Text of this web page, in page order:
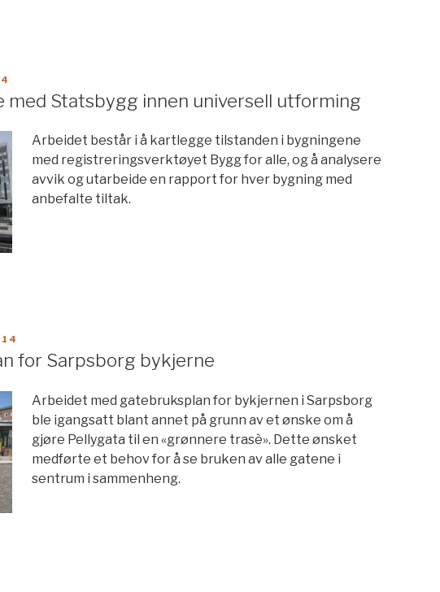
med Statsbygg innen universell utforming
Arbeidet består i å kartlegge tilstanden i bygningene
med registreringsverktøyet Bygg for alle, og å analysere
avvik og utarbeide en rapport for hver bygning med
anbefalte tiltak.
for Sarpsborg bykjerne
Arbeidet med gatebruksplan for bykjernen i Sarpsborg
ble igangsatt blant annet på grunn av et ønske om å
gjøre Pellygata til en «grønnere trasè». Dette ønsket
medførte et behov for å se bruken av alle gatene i
sentrum i sammenheng.